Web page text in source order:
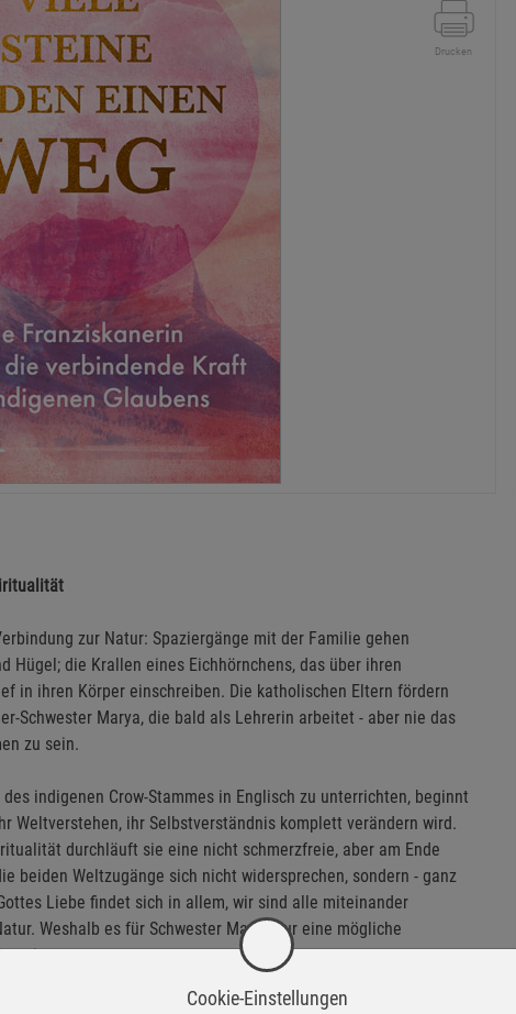
Drucken
zur Natur: Spaziergänge mit der Familie gehen
die Krallen eines Eichhörnchens, das über ihren
in ihren Körper einschreiben. Die katholischen Eltern fördern
Schwester Marya, die bald als Lehrerin arbeitet - aber nie das
zu sein.
indigenen Crow-Stammes in Englisch zu unterrichten, beginnt
Weltverstehen, ihr Selbstverständnis komplett verändern wird.
durchläuft sie eine nicht schmerzfreie, aber am Ende
beiden Weltzugänge sich nicht widersprechen, sondern - ganz
Liebe findet sich in allem, wir sind alle miteinander
Weshalb es für Schwester Marya nur eine mögliche
ihre spirituelle Reise nach: wie sie zuerst die
Cookie-Einstellungen